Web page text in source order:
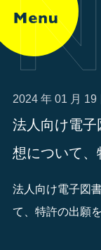
2024 年 01 月 19
法人向け電子
想について、
法人向け電子図
て、特許の出願